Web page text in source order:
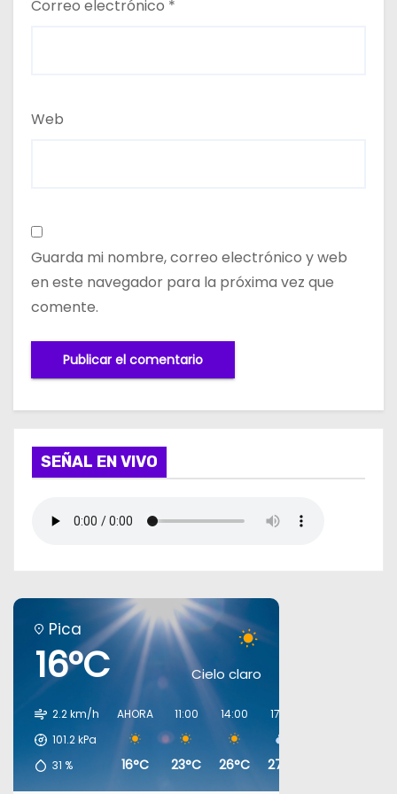
Correo electrónico *
Web
Guarda mi nombre, correo electrónico y web
en este navegador para la próxima vez que
comente.
SEÑAL EN VIVO
Pica
16°C Cielo claro
2.2 km/h
101.2kPa
31 %
AHORA
16°C
11:00
23°C
14:00
26°C
17:00
27°C